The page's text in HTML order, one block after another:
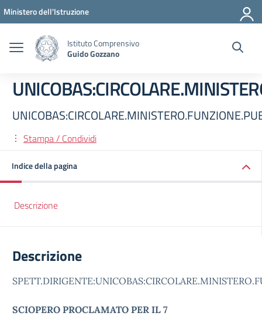
Vai ai contenuti
Vai al menu di navigazione
Vai al footer
Ministero dell'Istruzione
Istituto Comprensivo
Guido Gozzano
Stampa / Condividi
Indice della pagina
Descrizione
Descrizione
SCIOPERO PROCLAMATO PER IL 7